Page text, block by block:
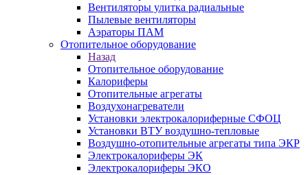
Вентиляторы улитка радиальные
Пылевые вентиляторы
Аэраторы ПАМ
Отопительное оборудование
Назад
Отопительное оборудование
Калориферы
Отопительные агрегаты
Воздухонагреватели
Установки электрокалориферные СФОЦ
Установки ВТУ воздушно-тепловые
Воздушно-отопительные агрегаты типа ЭКР
Электрокалориферы ЭК
Электрокалориферы ЭКО